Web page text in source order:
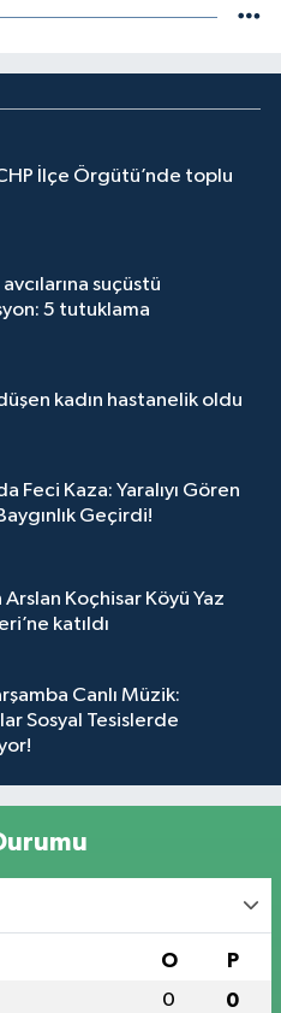
İlçe Örgütü’nde toplu
suçüstü
5 tutuklama
kadın hastanelik oldu
Feci Kaza: Yaralıyı Gören
Geçirdi!
Arslan Koçhisar Köyü Yaz
katıldı
Canlı Müzik:
Sosyal Tesislerde
O P
0 0